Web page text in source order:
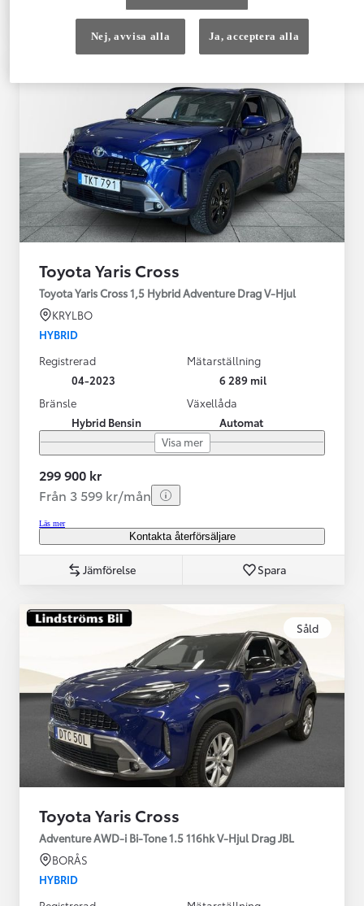
Toyota Yaris Cross
Toyota Yaris Cross 1,5 Hybrid Adventure Drag V-Hjul
KRYLBO
HYBRID
Registrerad
04-2023
Mätarställning
6 289 mil
Bränsle
Hybrid Bensin
Växellåda
Automat
Visa mer
299 900 kr
Från 3 599 kr/mån
Läs mer
Kontakta återförsäljare
Jämförelse Spara
Såld
Toyota Yaris Cross
Adventure AWD-i Bi-Tone 1.5 116hk V-Hjul Drag JBL
BORÅS
HYBRID
Nej, avvisa alla Ja, acceptera alla